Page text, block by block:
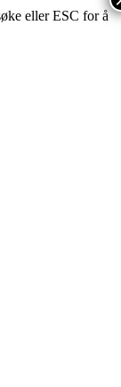
eller ESC for å